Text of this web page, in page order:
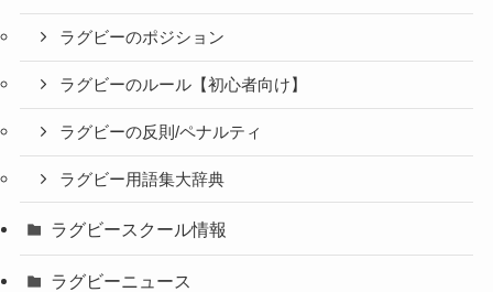
ラグビーのポジション
ラグビーのルール【初心者向け】
ラグビーの反則/ペナルティ
ラグビー用語集大辞典
ラグビースクール情報
ラグビーニュース